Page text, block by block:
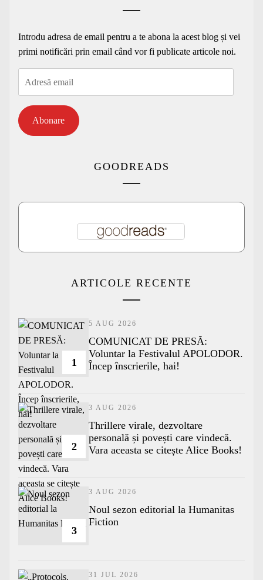
Introdu adresa de email pentru a te abona la acest blog și vei
primi notificări prin email când vor fi publicate articole noi.
Abonare
GOODREADS
ARTICOLE RECENTE
1
5 AUG 2026
COMUNICAT DE PRESĂ:
Voluntar la Festivalul APOLODOR.
Încep înscrierile, hai!
2
3 AUG 2026
Thrillere virale, dezvoltare
personală și povești care vindecă.
Vara aceasta se citește Alice Books!
3
3 AUG 2026
​Noul sezon editorial la Humanitas
Fiction
31 JUL 2026